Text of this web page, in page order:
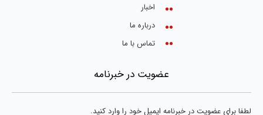
اخبار
درباره ما
تماس با ما
عضویت در خبرنامه
لطفا برای عضویت در خبرنامه ایمیل خود را وارد کنید.